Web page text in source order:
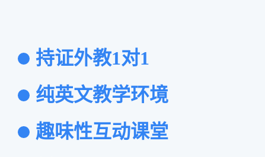
持证外教1对1
纯英文教学环境
趣味性互动课堂